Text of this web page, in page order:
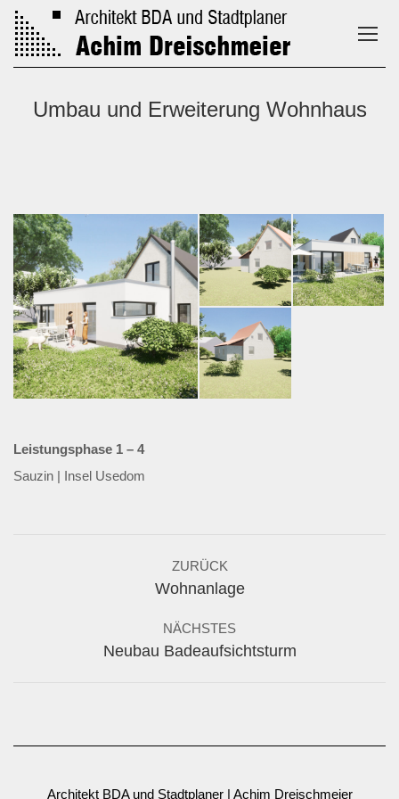
Umbau und Erweiterung Wohnhaus
Leistungsphase 1 – 4
Sauzin | Insel Usedom
ZURÜCK
Vorheriges
Wohnanlage
NÄCHSTES
Nächstes
Neubau Badeaufsichtsturm
Architekt BDA und Stadtplaner | Achim Dreischmeier